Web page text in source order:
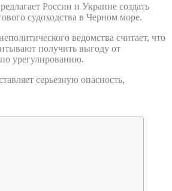
России и Украине создать
судоходства в Черном море.
ведомства считает, что
получить выгоду от
урегулированию.
серьезную опасность,